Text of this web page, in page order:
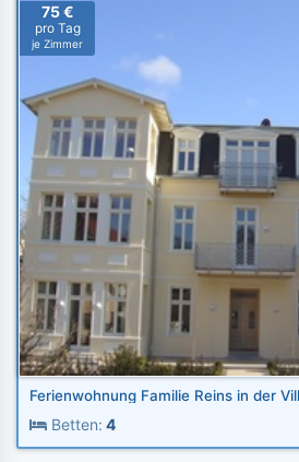
75 €
pro Tag
je Zimmer
Ferienwohnung Familie Reins in der
Betten: 4